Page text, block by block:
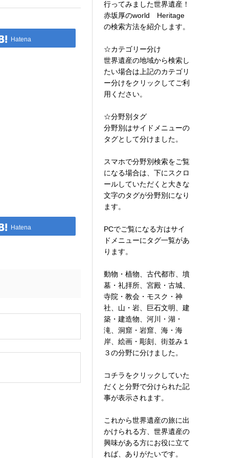
Hatena
Hatena
行ってみました世界遺産！
赤坂厚のworld Heritage
の検索方法を紹介します。
☆カテゴリー分け
世界遺産の地域から検索し
たい場合は上記のカテゴリ
ー分けをクリックしてご利
用ください。
☆分野別タグ
分野別はサイドメニューの
タグとして分けました。
スマホで分野別検索をご覧
になる場合は、下にスクロ
ールしていただくと大きな
文字のタグが分野別になり
ます。
PCでご覧になる方はサイ
ドメニューにタグ一覧があ
ります。
動物・植物、古代都市、墳
墓・礼拝所、宮殿・古城、
寺院・教会・モスク・神
社、山・岩、巨石文明、建
築・建造物、河川・湖・
滝、洞窟・岩窟、海・海
岸、絵画・彫刻、街並み１
３の分野に分けました。
コチラをクリックしていた
だくと分野で分けられた記
事が表示されます。
これから世界遺産の旅に出
かけられる方、世界遺産の
興味がある方にお役に立て
れば、ありがたいです。